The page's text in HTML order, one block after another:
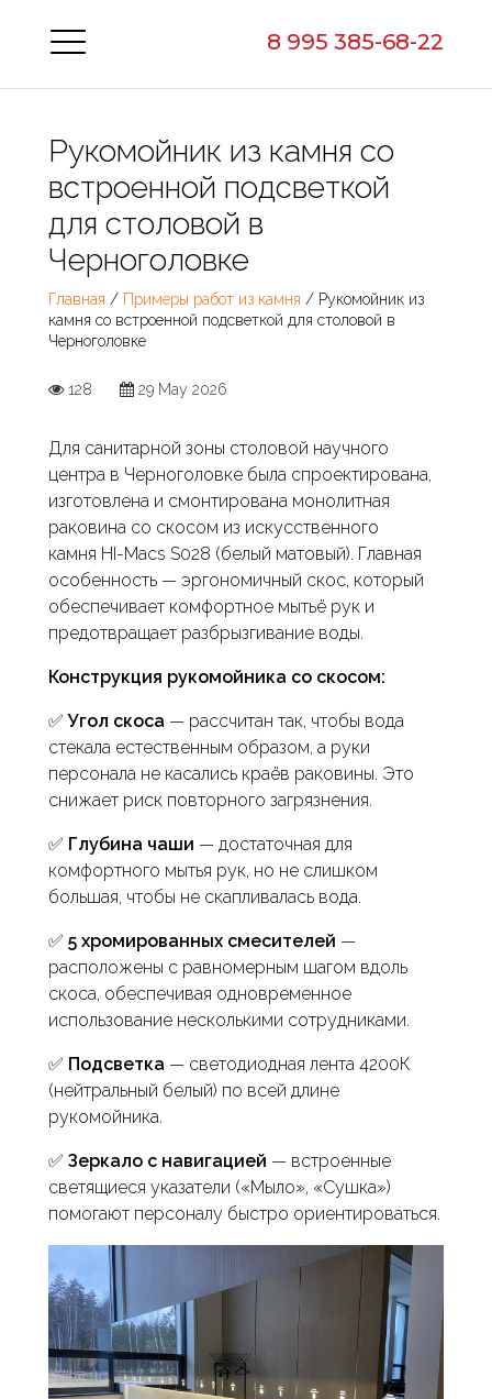
8 995 385-68-22
Рукомойник из камня со
встроенной подсветкой
для столовой в
Черноголовке
Главная / Примеры работ из камня / Рукомойник из
камня со встроенной подсветкой для столовой в
Черноголовке
128 29 May 2026
Для санитарной зоны столовой научного
центра в Черноголовке была спроектирована,
изготовлена и смонтирована монолитная
раковина со скосом из искусственного
камня HI-Macs S028 (белый матовый). Главная
особенность — эргономичный скос, который
обеспечивает комфортное мытьё рук и
предотвращает разбрызгивание воды.
Конструкция рукомойника со скосом:
✅Угол скоса — рассчитан так, чтобы вода
стекала естественным образом, а руки
персонала не касались краёв раковины. Это
снижает риск повторного загрязнения.
✅ Глубина чаши — достаточная для
комфортного мытья рук, но не слишком
большая, чтобы не скапливалась вода.
✅ 5 хромированных смесителей —
расположены с равномерным шагом вдоль
скоса, обеспечивая одновременное
использование несколькими сотрудниками.
✅ Подсветка — светодиодная лента 4200К
(нейтральный белый) по всей длине
рукомойника.
✅ Зеркало с навигацией — встроенные
светящиеся указатели («Мыло», «Сушка»)
помогают персоналу быстро ориентироваться.